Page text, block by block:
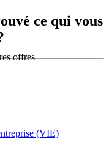
ce qui vous
offres
(VIE)